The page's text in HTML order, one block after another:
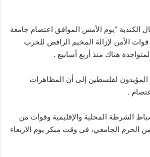
“يوم الأمس الموافق اعتصام جامعة
الأمن لإزالة المخيم الرافض للحرب
هناك منذ أربع أسابيع .
المؤيدون لفلسطين إلى أن المظاهرات
.
الشرطة المحلية والإقليمية وقوات من
الحرم الجامعي، فى وقت مبكر يوم الاربعاء